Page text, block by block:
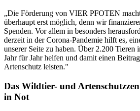
„Die Förderung von VIER PFOTEN
überhaupt erst möglich, denn wir
Spenden. Vor allem in besonders
derzeit in der Corona-Pandemie hilft es,
unserer Seite zu haben. Über 2.200
Jahr für Jahr helfen und damit einen
Artenschutz leisten."
Das Wildtier- und
in Not